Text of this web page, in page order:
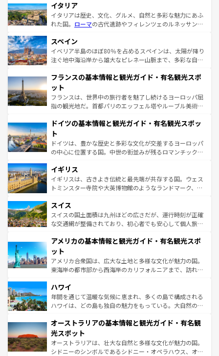
イタリア
イタリアは歴史、文化、グルメ、自然と多彩な魅力にあふ
れた国。 ローマの古代遺跡やフィレンツェのルネッサンス
ろん、トスカーナの美しい田園風景やアマルフィ海岸の絶
景など、自然景観も見逃せない。観光の合間には、本場の
ピザやパスタなど、絶品のイタリア料理を堪能することも
ませてくれるイタリアで、忘れられない旅をしてみよう！
なお、新着のイタリア情報は
しい。
スペイン
イベリア半島のほぼ80％を占めるスペインは、太陽が降り
注ぐ地中海沿岸から雄大なピレネー山脈まで、多彩な自然
文化が根付くこの国では、情熱的なフラメンコ、熱気あふ
れる闘牛、そして美味しいタパスが生活の一部となってい
る。首都マドリードの洗練された雰囲気や、バルセロナの
アートに溢れた街角から、地方では古代ローマ遺跡や中世
せる。地方によって風土や気候が異なるスペインはその個
ンテンツ一覧 を参照してほしい。
フランスの基本情報と観光ガイド・有名観光スポ
ット
フランスは、世界中の旅行者を魅了し続けるヨーロッパ屈
指の観光地だ。首都パリのエッフェル塔やルーブル美術館
で、幅広い魅力が詰まっている。華麗な宮殿、歴史的な大
聖堂、美しいビーチ、そして豊かな自然が、訪れる者を心
から魅了する。また、フランスは美食の国としても知ら
れ、フランス料理はユネスコ無形文化遺産にも登録されて
香り高いラベンダー畑など、多彩な楽しみ方が可能だ。さ
らに、パリ以外の地域にも魅力が溢れており、どの街角に
も豊かな歴史と文化が息づいている。パリ以外の個性あふ
を参照してほしい。
ドイツの基本情報と観光ガイド・有名観光スポッ
ト
ドイツは、豊かな歴史と多彩な文化が交差するヨーロッパ
の中心に位置する国。中世の街並みが残るロマンチック街
顔を持つこの国は、どこを歩いても飽きることがない。ベ
ルリンの文化的活気、バイエルン州のアルプスの絶景、そ
してライン川沿いのワイン畑といった風景は必見。ビール
は、お酒好きな人にはぜひ体験してほしい。 なお、新着の
ドイツ情報はコンテンツ一覧を参照してほしい。
イギリス
イギリスは、古きよき伝統と最先端が共存する国。ウェス
トミンスター寺院や大英博物館のようなランドマーク、歴
リアごとに異なる魅力がある。また、優雅なアフタヌーン
ティー、ビール好きにはたまらない英国パブ、サッカー観
戦など、本場だからこそできる体験も豊富。イギリスを旅
ンツ一覧を参照してほしい。
スイス
スイスの国土面積は九州ほどの広さだが、運行時刻が正確
な交通網が整備されており、初心者でも安心して個人旅行
の建物がそのまま残る町や、スイスならではのユニークな
博物館もあり、アルプス観光だけでなく町歩きも満喫する
ことができる。国民の所得が高いため物価も高いが、旅行
者向けの交通パス提供のサービスもあり、うまく活用すれ
着のスイス情報は
アメリカの基本情報と観光ガイド・有名観光スポ
ット
アメリカ合衆国は、広大な土地と多様な文化が魅力の国。
東海岸の都市部から西海岸のカリフォルニアまで、訪れる
のような巨大都市は、観光、ショッピング、エンターテイ
ンメントが詰まった刺激的なスポットだ。一方、アメリカ
西部には大自然が広がり、グランドキャニオンやイエロー
部のニューオーリンズでは、音楽と美食が融合した独特の
文化が魅力。旅行者はアメリカの各地域で異なる魅力を楽
しみながら、その多様性と豊かな歴史を感じることができ
るだろう。車でのロードトリップや列車の旅も、アメリカ
ハワイ
年間を通じて温暖な気候に恵まれ、多くの島で構成される
ハワイは、どの島も独自の魅力をもっている。大自然の神
ワイ島は見逃せない。また、定番の観光地といえばオアフ
島だが、静かな自然を求めるならマウイ島やカウアイ島が
おすすめ。エメラルドグリーンに輝く海をはじめ、豊かな
文化や歴史が息づいている。「アロハスピリット」と呼ば
オーストラリアの基本情報と観光ガイド・有名観
光スポット
オーストラリアは、壮大な自然と多様な文化が魅力の国。
シドニーのシンボルであるシドニー・オペラハウス、オー